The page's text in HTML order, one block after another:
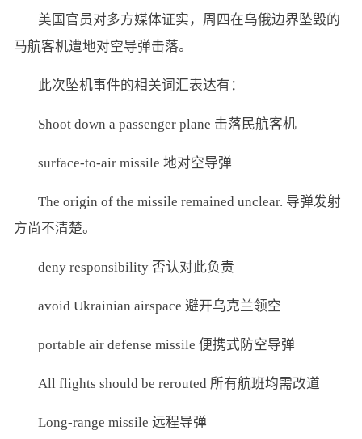
美国官员对多方媒体证实，周四在乌俄边界坠毁的
马航客机遭地对空导弹击落。
此次坠机事件的相关词汇表达有：
Shoot down a passenger plane 击落民航客机
surface-to-air missile 地对空导弹
The origin of the missile remained unclear. 导弹发射
方尚不清楚。
deny responsibility 否认对此负责
avoid Ukrainian airspace 避开乌克兰领空
portable air defense missile 便携式防空导弹
All flights should be rerouted 所有航班均需改道
Long-range missile 远程导弹